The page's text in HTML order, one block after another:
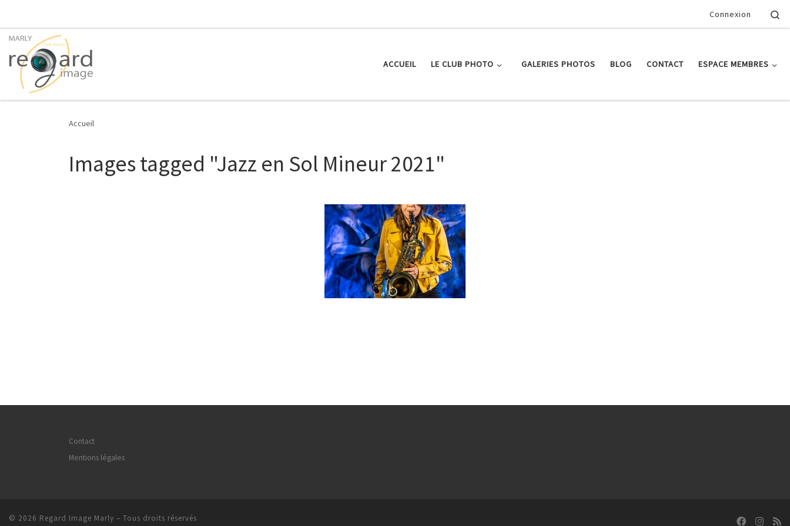
Connexion
ACCUEIL LE CLUB PHOTO GALERIES PHOTOS BLOG CONTACT ESPACE MEMBRES
Accueil
Images tagged "Jazz en Sol Mineur 2021"
Contact
Mentions légales
© 2026 Regard Image Marly – Tous droits réservés